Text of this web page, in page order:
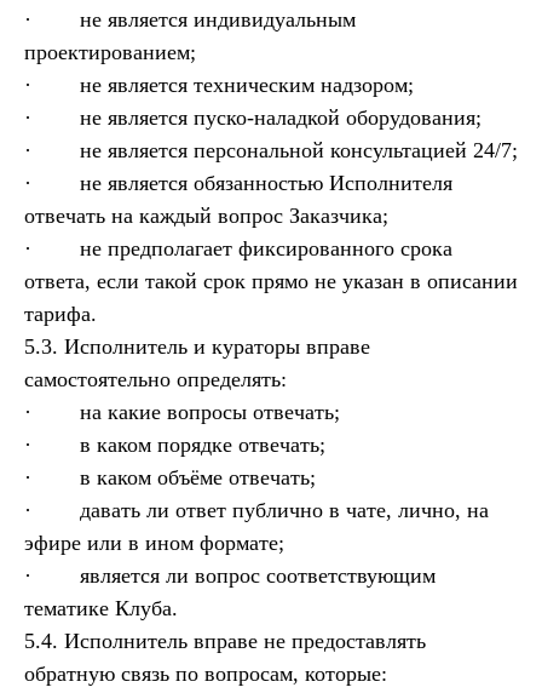
· не является индивидуальным
проектированием;
· не является техническим надзором;
· не является пуско-наладкой оборудования;
· не является персональной консультацией 24/7;
· не является обязанностью Исполнителя
отвечать на каждый вопрос Заказчика;
· не предполагает фиксированного срока
ответа, если такой срок прямо не указан в описании
тарифа.
5.3. Исполнитель и кураторы вправе
самостоятельно определять:
· на какие вопросы отвечать;
· в каком порядке отвечать;
· в каком объёме отвечать;
· давать ли ответ публично в чате, лично, на
эфире или в ином формате;
· является ли вопрос соответствующим
тематике Клуба.
5.4. Исполнитель вправе не предоставлять
обратную связь по вопросам, которые: